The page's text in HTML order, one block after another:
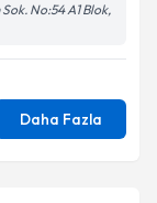
No:54 A1 Blok,
Daha Fazla